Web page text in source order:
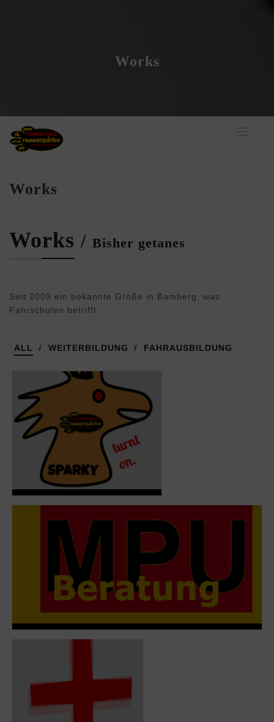
Works
Works
Works / Bisher getanes
Seit 2009 ein bekannte Größe in Bamberg, was
Fahrschulen betrifft.
ALL // WEITERBILDUNG // FAHRAUSBILDUNG